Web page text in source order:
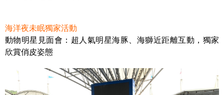
海洋夜未眠獨家活動
動物明星見面會：超人氣明星海豚、海獅近距離互動，獨家
欣賞俏皮姿態